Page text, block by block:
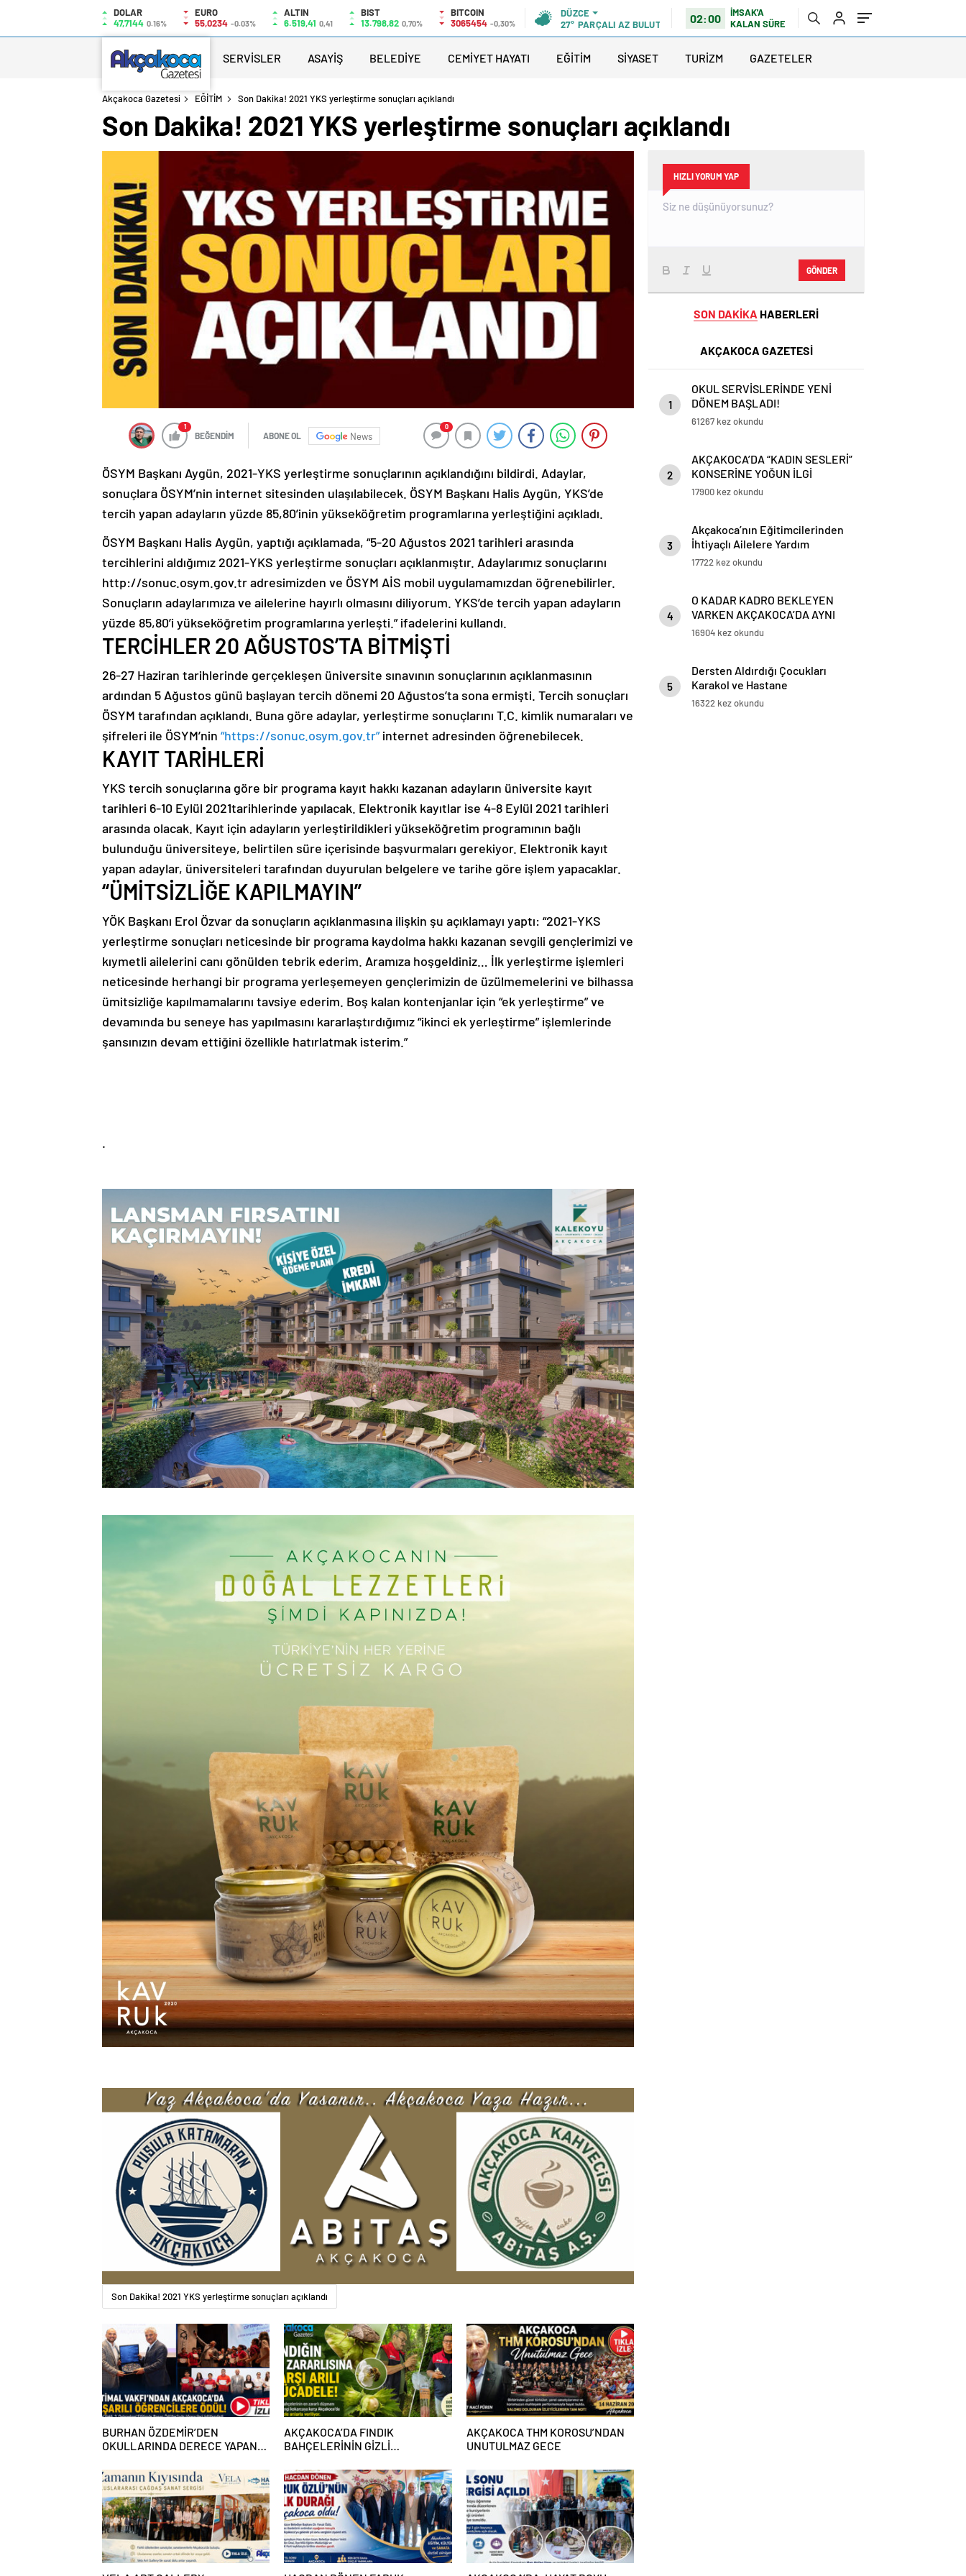
DOLAR
47,7144 0.16%
EURO
55,0234 -0.03%
ALTIN
6.519,41 0,41
BIST
13.798,82 0,70%
BITCOIN
3065454 -0,30%
DÜZCE
27° PARÇALI AZ BULUTLU 02:00
İMSAK'A
KALAN SÜRE
SERVİSLER ASAYİŞ BELEDİYE CEMİYET HAYATI EĞİTİM SİYASET TURİZM GAZETELER
Akçakoca Gazetesi EĞİTİM Son Dakika! 2021 YKS yerleştirme sonuçları açıklandı
Son Dakika! 2021 YKS yerleştirme sonuçları açıklandı
1
BEĞENDİM ABONE OL News
0
ÖSYM Başkanı Aygün, 2021-YKS yerleştirme sonuçlarının açıklandığını bildirdi. Adaylar,
sonuçlara ÖSYM’nin internet sitesinden ulaşılabilecek. ÖSYM Başkanı Halis Aygün, YKS’de
tercih yapan adayların yüzde 85,80’inin yükseköğretim programlarına yerleştiğini açıkladı.
ÖSYM Başkanı Halis Aygün, yaptığı açıklamada, “5-20 Ağustos 2021 tarihleri arasında
tercihlerini aldığımız 2021-YKS yerleştirme sonuçları açıklanmıştır. Adaylarımız sonuçlarını
http://sonuc.osym.gov.tr adresimizden ve ÖSYM AİS mobil uygulamamızdan öğrenebilirler.
Sonuçların adaylarımıza ve ailelerine hayırlı olmasını diliyorum. YKS’de tercih yapan adayların
yüzde 85,80’i yükseköğretim programlarına yerleşti.” ifadelerini kullandı.
TERCİHLER 20 AĞUSTOS’TA BİTMİŞTİ
26-27 Haziran tarihlerinde gerçekleşen üniversite sınavının sonuçlarının açıklanmasının
ardından 5 Ağustos günü başlayan tercih dönemi 20 Ağustos’ta sona ermişti. Tercih sonuçları
ÖSYM tarafından açıklandı. Buna göre adaylar, yerleştirme sonuçlarını T.C. kimlik numaraları ve
şifreleri ile ÖSYM’nin “https://sonuc.osym.gov.tr”internet adresinden öğrenebilecek.
KAYIT TARİHLERİ
YKS tercih sonuçlarına göre bir programa kayıt hakkı kazanan adayların üniversite kayıt
tarihleri 6-10 Eylül 2021tarihlerinde yapılacak. Elektronik kayıtlar ise 4-8 Eylül 2021 tarihleri
arasında olacak. Kayıt için adayların yerleştirildikleri yükseköğretim programının bağlı
bulunduğu üniversiteye, belirtilen süre içerisinde başvurmaları gerekiyor. Elektronik kayıt
yapan adaylar, üniversiteleri tarafından duyurulan belgelere ve tarihe göre işlem yapacaklar.
“ÜMİTSİZLİĞE KAPILMAYIN”
YÖK Başkanı Erol Özvar da sonuçların açıklanmasına ilişkin şu açıklamayı yaptı: “2021-YKS
yerleştirme sonuçları neticesinde bir programa kaydolma hakkı kazanan sevgili gençlerimizi ve
kıymetli ailelerini canı gönülden tebrik ederim. Aramıza hoşgeldiniz… İlk yerleştirme işlemleri
neticesinde herhangi bir programa yerleşemeyen gençlerimizin de üzülmemelerini ve bilhassa
ümitsizliğe kapılmamalarını tavsiye ederim. Boş kalan kontenjanlar için “ek yerleştirme” ve
devamında bu seneye has yapılmasını kararlaştırdığımız “ikinci ek yerleştirme” işlemlerinde
şansınızın devam ettiğini özellikle hatırlatmak isterim.”
.
Son Dakika! 2021 YKS yerleştirme sonuçları açıklandı
BURHAN ÖZDEMİR’DEN
OKULLARINDA DERECE YAPAN
BELGELERİ VE BURSLAR
VERİLDİ
AKÇAKOCA’DA FINDIK
BAHÇELERİNİN GİZLİ
MÜCADELE
AKÇAKOCA THM KOROSU’NDAN
UNUTULMAZ GECE
HIZLI YORUM YAP
GÖNDER
SON DAKİKA HABERLERİ
AKÇAKOCA GAZETESİ
1
OKUL SERVİSLERİNDE YENİ
DÖNEM BAŞLADI!
61267 kez okundu
2
AKÇAKOCA’DA “KADIN SESLERİ”
KONSERİNE YOĞUN İLGİ
17900 kez okundu
3
Akçakoca’nın Eğitimcilerinden
İhtiyaçlı Ailelere Yardım
17722 kez okundu
4
O KADAR KADRO BEKLEYEN
VARKEN AKÇAKOCA’DA AYNI
KİŞİ 3 KURUMA YETKİLİ YAPILDI
16904 kez okundu
5
Dersten Aldırdığı Çocukları
Karakol ve Hastane
Koridorlarında Dolaştırdı
16322 kez okundu